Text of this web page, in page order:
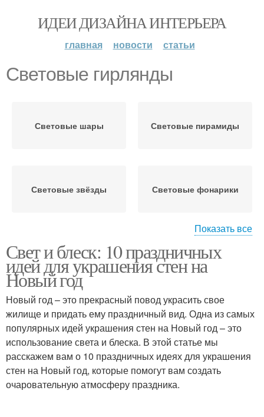
ИДЕИ ДИЗАЙНА ИНТЕРЬЕРА
главная новости статьи
Световые гирлянды
Световые шары Световые пирамиды
Световые звёзды Световые фонарики
Световые кольца Гирлянды с анимацией
Световые витражи Световые картины
Световые эффекты
Показать все
Свет и блеск: 10 праздничных
идей для украшения стен на
Новый год
Новый год – это прекрасный повод украсить свое
жилище и придать ему праздничный вид. Одна из самых
популярных идей украшения стен на Новый год – это
использование света и блеска. В этой статье мы
расскажем вам о 10 праздничных идеях для украшения
стен на Новый год, которые помогут вам создать
очаровательную атмосферу праздника.